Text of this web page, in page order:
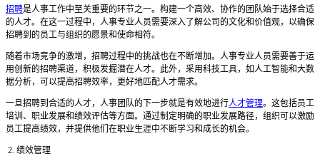
招聘是人事工作中至关重要的环节之一。构建一个高效、协作的团队始于选择合适
的人才。在这一过程中，人事专业人员需要深入了解公司的文化和价值观，以确保
招聘到的员工与组织的愿景和使命相符。
随着市场竞争的激增，招聘过程中的挑战也在不断增加。人事专业人员需要善于运
用创新的招聘渠道，积极发掘潜在人才。此外，采用科技工具，如人工智能和大数
据分析，可以提高招聘效率，更好地匹配人才需求。
一旦招聘到合适的人才，人事团队的下一步就是有效地进行人才管理。这包括员工
培训、职业发展和绩效评估等方面。通过制定明确的职业发展路径，组织可以激励
员工提高绩效，并提供他们在职业生涯中不断学习和成长的机会。
2. 绩效管理